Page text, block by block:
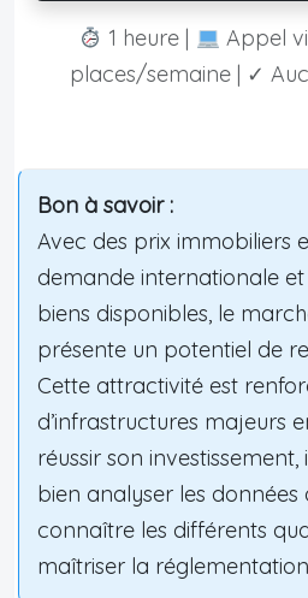
1 heure | Appel
places/semaine | ✓
Bon à savoir :
Avec des prix immobiliers
demande internationale et
biens disponibles, le
présente un potentiel de
Cette attractivité est
d’infrastructures majeurs
réussir son investissement,
bien analyser les données
connaître les différents
maîtriser la